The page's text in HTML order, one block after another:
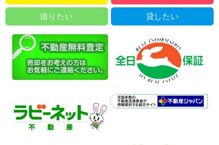
借りたい 貸したい